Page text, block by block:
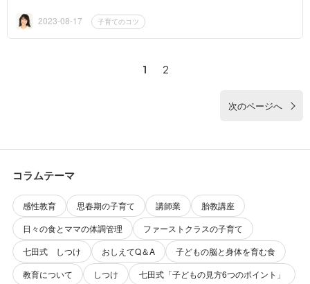
2023-08-17 子育てのコツ
1 2
次のページへ
コラムテーマ
感性教育 思春期の子育て 講師業
胎教講座
日々の食とママの体調管理
ファーストクラスの子育て
七田式 しつけ
おしえてQ＆A
子どもの脳と身体を育む食
教育について
しつけ
七田式「子どもの見方6つのポイント」